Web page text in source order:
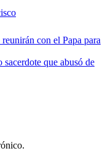
con el Papa para
que abusó de